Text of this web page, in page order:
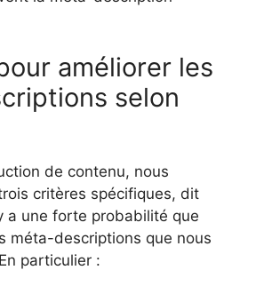
améliorer les
selon
de contenu, nous
critères spécifiques, dit
a une forte probabilité que
méta-descriptions que nous
particulier :